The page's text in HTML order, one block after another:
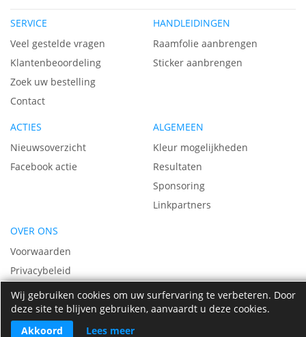
Wij gebruiken cookies om uw surfervaring te verbeteren. Door
deze site te blijven gebruiken, aanvaardt u deze cookies.
Akkoord
Lees meer
SERVICE
Veel gestelde vragen
Klantenbeoordeling
Zoek uw bestelling
Contact
HANDLEIDINGEN
Raamfolie aanbrengen
Sticker aanbrengen
ACTIES
Nieuwsoverzicht
Facebook actie
ALGEMEEN
Kleur mogelijkheden
Resultaten
Sponsoring
Linkpartners
OVER ONS
Voorwaarden
Privacybeleid
Vacatures
Over ons
© 2009 - 2026 Raamfolie-sticker.nl